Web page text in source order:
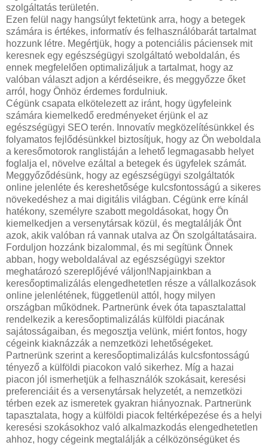
szolgáltatás területén.
Ezen felül nagy hangsúlyt fektetünk arra, hogy a betegek
számára is értékes, informatív és felhasználóbarát tartalmat
hozzunk létre. Megértjük, hogy a potenciális páciensek mit
keresnek egy egészségügyi szolgáltató weboldalán, és
ennek megfelelően optimalizáljuk a tartalmat, hogy az
valóban választ adjon a kérdéseikre, és meggyőzze őket
arról, hogy Önhöz érdemes fordulniuk.
Cégünk csapata elkötelezett az iránt, hogy ügyfeleink
számára kiemelkedő eredményeket érjünk el az
egészségügyi SEO terén. Innovatív megközelítésünkkel és
folyamatos fejlődésünkkel biztosítjuk, hogy az Ön weboldala
a keresőmotorok ranglistáján a lehető legmagasabb helyet
foglalja el, növelve ezáltal a betegek és ügyfelek számát.
Meggyőződésünk, hogy az egészségügyi szolgáltatók
online jelenléte és kereshetősége kulcsfontosságú a sikeres
növekedéshez a mai digitális világban. Cégünk erre kínál
hatékony, személyre szabott megoldásokat, hogy Ön
kiemelkedjen a versenytársak közül, és megtalálják Önt
azok, akik valóban rá vannak utalva az Ön szolgáltatásaira.
Forduljon hozzánk bizalommal, és mi segítünk Önnek
abban, hogy weboldalával az egészségügyi szektor
meghatározó szereplőjévé váljon!Napjainkban a
keresőoptimalizálás elengedhetetlen része a vállalkozások
online jelenlétének, függetlenül attól, hogy milyen
országban működnek. Partnerünk évek óta tapasztalattal
rendelkezik a keresőoptimalizálás külföldi piacának
sajátosságaiban, és megosztja velünk, miért fontos, hogy
cégeink kiaknázzák a nemzetközi lehetőségeket.
Partnerünk szerint a keresőoptimalizálás kulcsfontosságú
tényező a külföldi piacokon való sikerhez. Míg a hazai
piacon jól ismerhetjük a felhasználók szokásait, keresési
preferenciáit és a versenytársak helyzetét, a nemzetközi
térben ezek az ismeretek gyakran hiányoznak. Partnerünk
tapasztalata, hogy a külföldi piacok feltérképezése és a helyi
keresési szokásokhoz való alkalmazkodás elengedhetetlen
ahhoz, hogy cégeink megtalálják a célközönségüket és